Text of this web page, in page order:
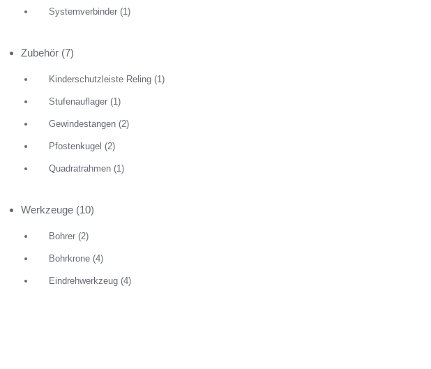
Systemverbinder (1)
Zubehör (7)
Kinderschutzleiste Reling (1)
Stufenauflager (1)
Gewindestangen (2)
Pfostenkugel (2)
Quadratrahmen (1)
Werkzeuge (10)
Bohrer (2)
Bohrkrone (4)
Eindrehwerkzeug (4)